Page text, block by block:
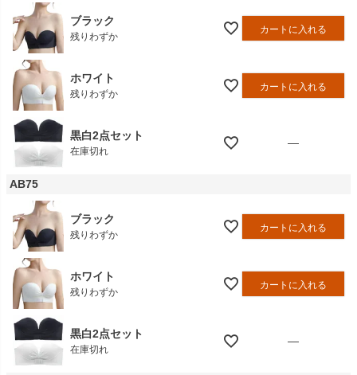
ブラック
残りわずか
カートに入れる
ホワイト
残りわずか
カートに入れる
黒白2点セット
在庫切れ
—
AB75
ブラック
残りわずか
カートに入れる
ホワイト
残りわずか
カートに入れる
黒白2点セット
在庫切れ
—